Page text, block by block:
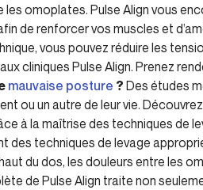
omoplates. Pulse Align vous
de renforcer vos muscles et
vous pouvez réduire les
cliniques Pulse Align. Prenez
mauvaise posture ? Des études
ou un autre de leur vie.
à la maîtrise des techniques de
des techniques de levage
du dos, les douleurs entre les
de Pulse Align traite non